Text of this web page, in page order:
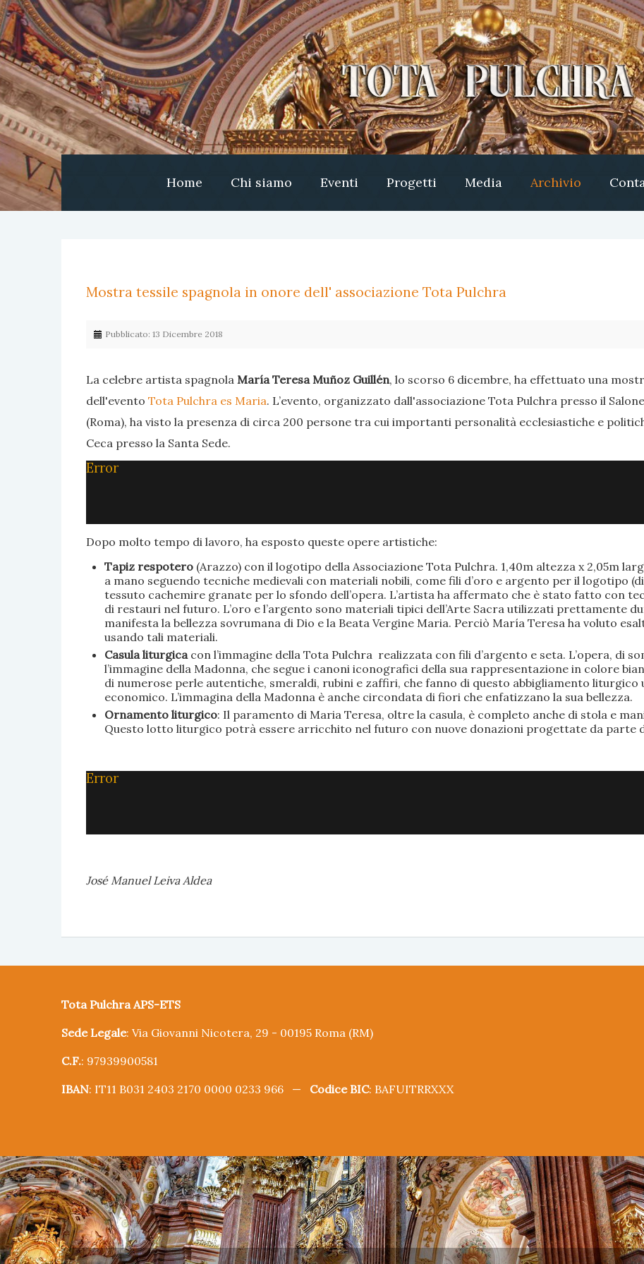
Home Chi siamo Eventi Progetti Media Archivio
Mostra tessile spagnola in onore dell' associazione Tota Pulchra
Pubblicato: 13 Dicembre 2018
La celebre artista spagnola María Teresa Muñoz Guillén, lo scorso 6 dicembre, ha effettuato una
dell'evento Tota Pulchra es Maria. L’evento, organizzato dall'associazione Tota Pulchra presso il
(Roma), ha visto la presenza di circa 200 persone tra cui importanti personalità ecclesiastiche e
Ceca presso la Santa Sede.
Error
Dopo molto tempo di lavoro, ha esposto queste opere artistiche:
Tapiz respotero(Arazzo) con il logotipo della Associazione Tota Pulchra. 1,40m altezza x 2,05m
a mano seguendo tecniche medievali con materiali nobili, come fili d’oro e argento per il logotipo
tessuto cachemire granate per lo sfondo dell’opera. L’artista ha affermato che è stato fatto con
di restauri nel futuro. L’oro e l’argento sono materiali tipici dell’Arte Sacra utilizzati prettamente
manifesta la bellezza sovrumana di Dio e la Beata Vergine Maria. Perciò María Teresa ha voluto
usando tali materiali.
Casula liturgica con l’immagine della Tota Pulchra realizzata con fili d’argento e seta. L’opera, di
l’immagine della Madonna, che segue i canoni iconografici della sua rappresentazione in colore
di numerose perle autentiche, smeraldi, rubini e zaffiri, che fanno di questo abbigliamento liturgico
economico. L’immagina della Madonna è anche circondata di fiori che enfatizzano la sua bellezza.
Ornamento liturgico: Il paramento di Maria Teresa, oltre la casula, è completo anche di stola e
Questo lotto liturgico potrà essere arricchito nel futuro con nuove donazioni progettate da parte
Error
José Manuel Leiva Aldea
Tota Pulchra APS-ETS
Sede Legale: Via Giovanni Nicotera, 29 - 00195 Roma (RM)
C.F.: 97939900581
IBAN: IT11 B031 2403 2170 0000 0233 966 — Codice BIC: BAFUITRRXXX